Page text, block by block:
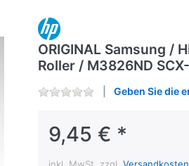
ORIGINAL Samsung /
Roller / M3826ND
Geben Sie die
9,45 € *